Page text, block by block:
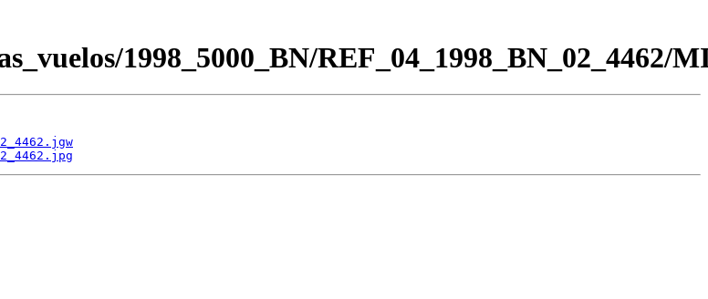
1998_5000_BN/REF_04_1998_BN_02_4462/